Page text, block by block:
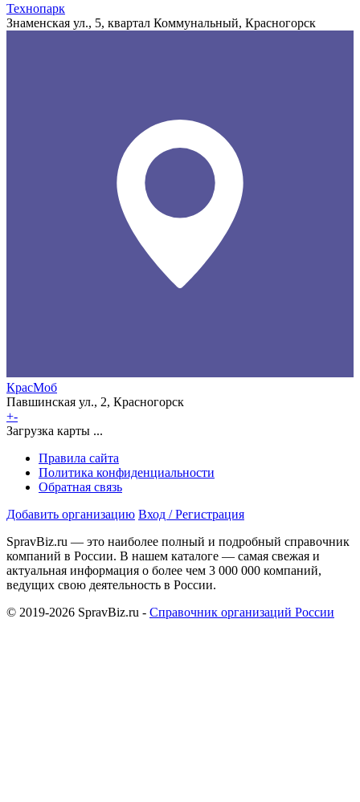
Технопарк
Знаменская ул., 5, квартал Коммунальный, Красногорск
КрасМоб
Павшинская ул., 2, Красногорск
+-
Загрузка карты ...
Правила сайта
Политика конфиденциальности
Обратная связь
Добавить организацию Вход / Регистрация
SpravBiz.ru — это наиболее полный и подробный справочник
компаний в России. В нашем каталоге — самая свежая и
актуальная информация о более чем 3 000 000 компаний,
ведущих свою деятельность в России.
© 2019-2026 SpravBiz.ru - Справочник организаций России